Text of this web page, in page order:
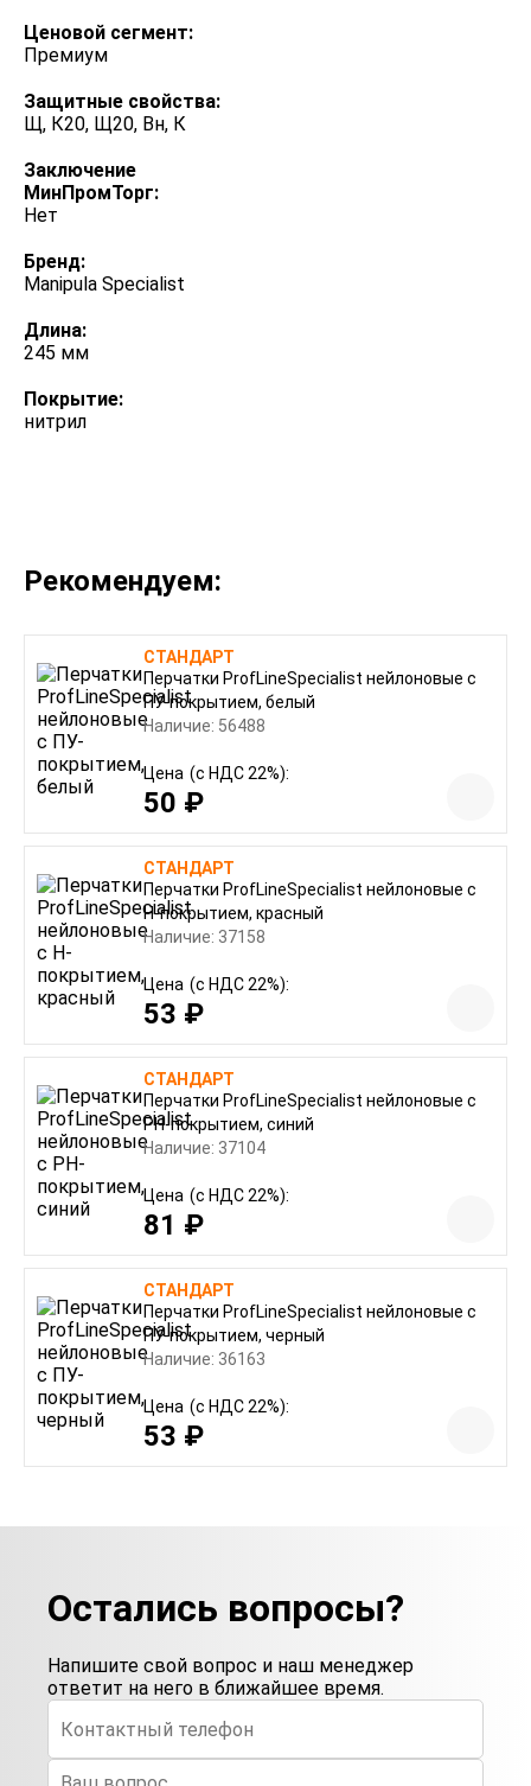
Ценовой сегмент:
Премиум
Защитные свойства:
Щ, К20, Щ20, Вн, К
Заключение
МинПромТорг:
Нет
Бренд:
Manipula Specialist
Длина:
245 мм
Покрытие:
нитрил
Рекомендуем:
СТАНДАРТ
Перчатки ProfLineSpecialist нейлоновые с
ПУ-покрытием, белый
Наличие: 56488
Цена (с НДС 22%):
50 ₽
СТАНДАРТ
Перчатки ProfLineSpecialist нейлоновые с
Н-покрытием, красный
Наличие: 37158
Цена (с НДС 22%):
53 ₽
СТАНДАРТ
Перчатки ProfLineSpecialist нейлоновые с
РН-покрытием, синий
Наличие: 37104
Цена (с НДС 22%):
81 ₽
СТАНДАРТ
Перчатки ProfLineSpecialist нейлоновые с
ПУ-покрытием, черный
Наличие: 36163
Цена (с НДС 22%):
53 ₽
Остались вопросы?
Напишите свой вопрос и наш менеджер
ответит на него в ближайшее время.